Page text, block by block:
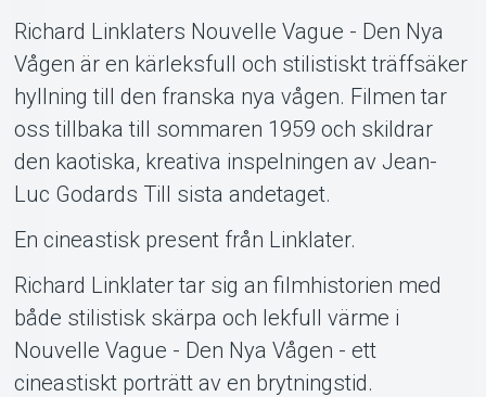
Om Tickster
Richard Linklaters Nouvelle Vague - Den Nya
Vågen är en kärleksfull och stilistiskt träffsäker
hyllning till den franska nya vågen. Filmen tar
oss tillbaka till sommaren 1959 och skildrar
den kaotiska, kreativa inspelningen av Jean-
Luc Godards Till sista andetaget.
En cineastisk present från Linklater.
Richard Linklater tar sig an filmhistorien med
både stilistisk skärpa och lekfull värme i
Nouvelle Vague - Den Nya Vågen - ett
cineastiskt porträtt av en brytningstid.